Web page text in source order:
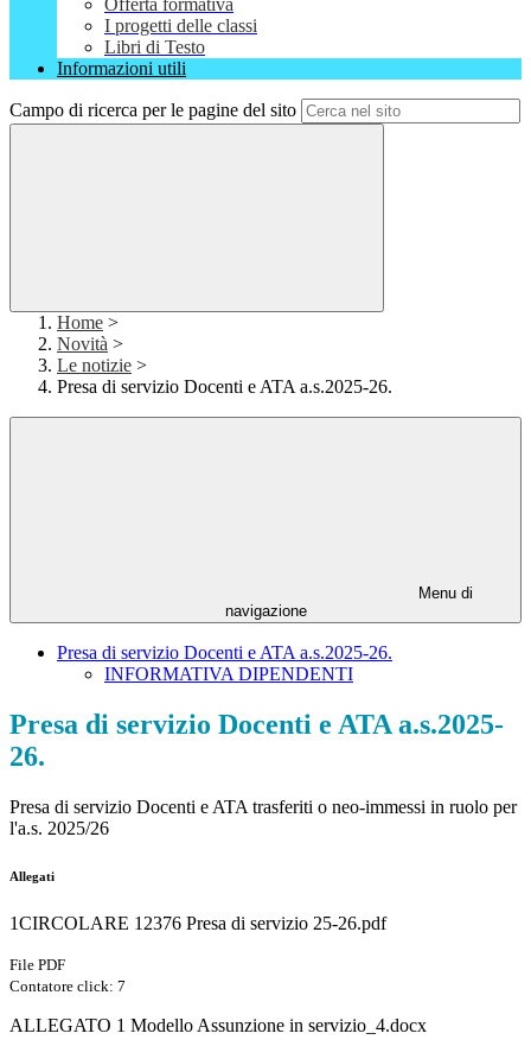
Offerta formativa
I progetti delle classi
Libri di Testo
Informazioni utili
Campo di ricerca per le pagine del sito
Home >
Novità >
Le notizie >
Presa di servizio Docenti e ATA a.s.2025-26.
Menu di
navigazione
Presa di servizio Docenti e ATA a.s.2025-26.
INFORMATIVA DIPENDENTI
Presa di servizio Docenti e ATA a.s.2025-
26.
Presa di servizio Docenti e ATA trasferiti o neo-immessi in ruolo per
l'a.s. 2025/26
Allegati
1CIRCOLARE 12376 Presa di servizio 25-26.pdf
File PDF
Contatore click: 7
ALLEGATO 1 Modello Assunzione in servizio_4.docx